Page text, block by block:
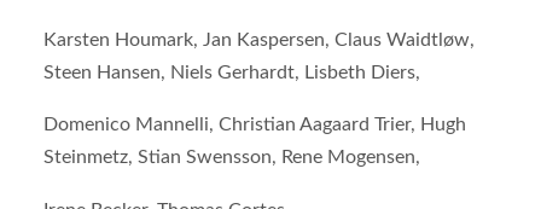
Karsten Houmark, Jan Kaspersen, Claus Waidtløw,
Steen Hansen, Niels Gerhardt, Lisbeth Diers,
Domenico Mannelli, Christian Aagaard Trier, Hugh
Steinmetz, Stian Swensson, Rene Mogensen,